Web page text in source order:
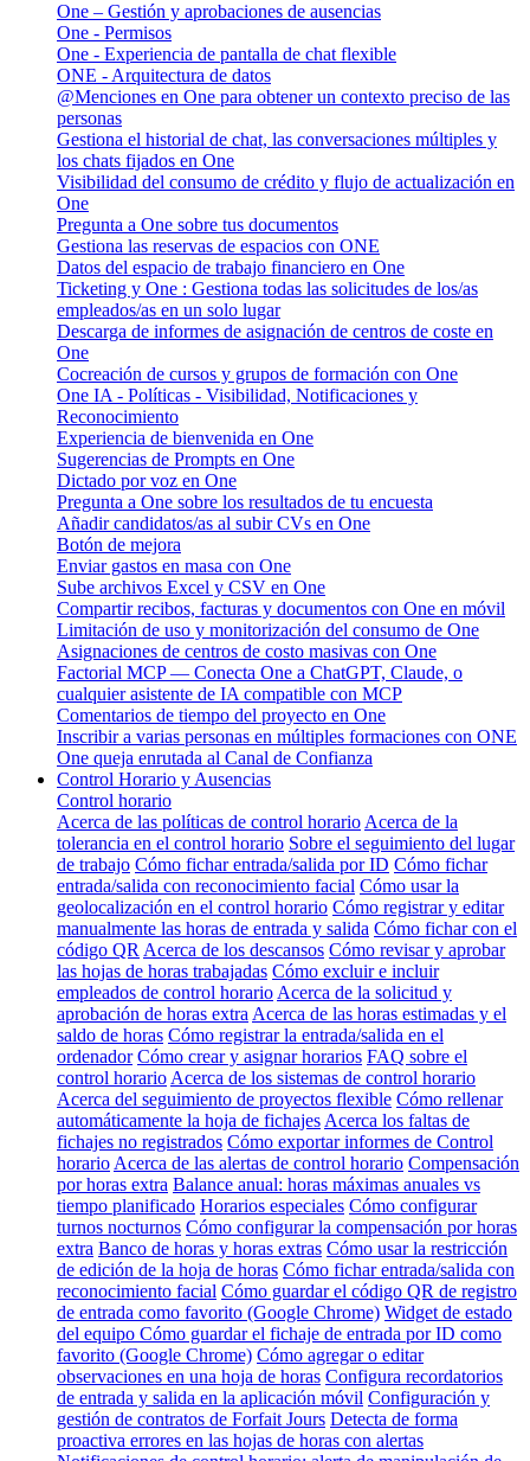
One – Gestión y aprobaciones de ausencias
One - Permisos
One - Experiencia de pantalla de chat flexible
ONE - Arquitectura de datos
@Menciones en One para obtener un contexto preciso de las
personas
Gestiona el historial de chat, las conversaciones múltiples y
los chats fijados en One
Visibilidad del consumo de crédito y flujo de actualización en
One
Pregunta a One sobre tus documentos
Gestiona las reservas de espacios con ONE
Datos del espacio de trabajo financiero en One
Ticketing y One : Gestiona todas las solicitudes de los/as
empleados/as en un solo lugar
Descarga de informes de asignación de centros de coste en
One
Cocreación de cursos y grupos de formación con One
One IA - Políticas - Visibilidad, Notificaciones y
Reconocimiento
Experiencia de bienvenida en One
Sugerencias de Prompts en One
Dictado por voz en One
Pregunta a One sobre los resultados de tu encuesta
Añadir candidatos/as al subir CVs en One
Botón de mejora
Enviar gastos en masa con One
Sube archivos Excel y CSV en One
Compartir recibos, facturas y documentos con One en móvil
Limitación de uso y monitorización del consumo de One
Asignaciones de centros de costo masivas con One
Factorial MCP — Conecta One a ChatGPT, Claude, o
cualquier asistente de IA compatible con MCP
Comentarios de tiempo del proyecto en One
Inscribir a varias personas en múltiples formaciones con ONE
One queja enrutada al Canal de Confianza
Control Horario y Ausencias
Control horario
Acerca de las políticas de control horario Acerca de la
tolerancia en el control horario Sobre el seguimiento del lugar
de trabajo Cómo fichar entrada/salida por ID Cómo fichar
entrada/salida con reconocimiento facial Cómo usar la
geolocalización en el control horario Cómo registrar y editar
manualmente las horas de entrada y salida Cómo fichar con el
código QR Acerca de los descansos Cómo revisar y aprobar
las hojas de horas trabajadas Cómo excluir e incluir
empleados de control horario Acerca de la solicitud y
aprobación de horas extra Acerca de las horas estimadas y el
saldo de horas Cómo registrar la entrada/salida en el
ordenador Cómo crear y asignar horarios FAQ sobre el
control horario Acerca de los sistemas de control horario
Acerca del seguimiento de proyectos flexible Cómo rellenar
automáticamente la hoja de fichajes Acerca los faltas de
fichajes no registrados Cómo exportar informes de Control
horario Acerca de las alertas de control horario Compensación
por horas extra Balance anual: horas máximas anuales vs
tiempo planificado Horarios especiales Cómo configurar
turnos nocturnos Cómo configurar la compensación por horas
extra Banco de horas y horas extras Cómo usar la restricción
de edición de la hoja de horas Cómo fichar entrada/salida con
reconocimiento facial Cómo guardar el código QR de registro
de entrada como favorito (Google Chrome) Widget de estado
del equipo Cómo guardar el fichaje de entrada por ID como
favorito (Google Chrome) Cómo agregar o editar
observaciones en una hoja de horas Configura recordatorios
de entrada y salida en la aplicación móvil Configuración y
gestión de contratos de Forfait Jours Detecta de forma
proactiva errores en las hojas de horas con alertas